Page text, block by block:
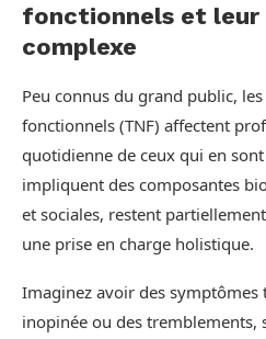
fonctionnels et leur
complexe
Peu connus du grand public,
fonctionnels (TNF) affectent
quotidienne de ceux qui en
impliquent des composantes
et sociales, restent
une prise en charge holistique.
Imaginez avoir des symptômes
inopinée ou des tremblements,